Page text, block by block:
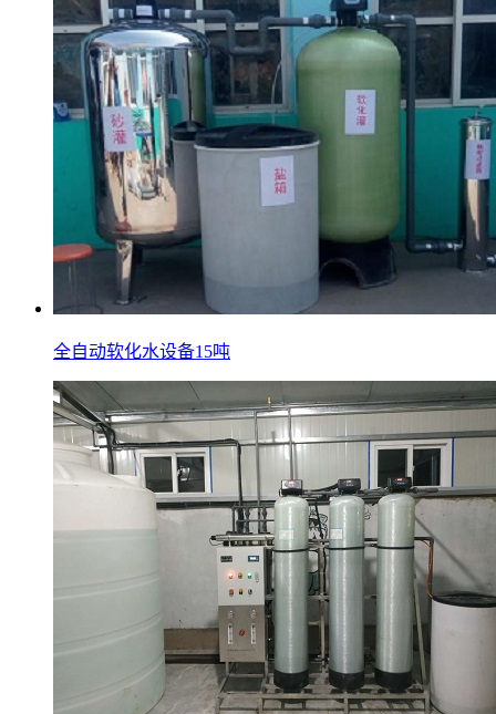
全自动软化水设备15吨